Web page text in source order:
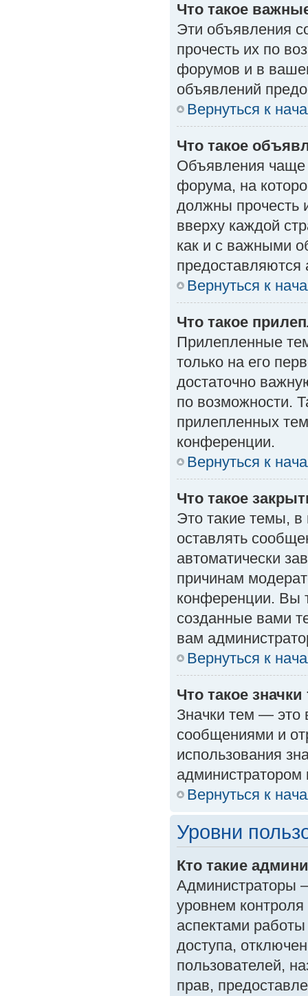
Что такое
Эти объявления
прочесть их по
форумов и в
объявлений
Вернуться к
Что такое
Объявления
форума, на
должны прочесть
вверху каждой
как и с важными
предоставляются
Вернуться к
Что такое
Прилепленные
только на его
достаточно
по возможности.
прилепленных
конференции.
Вернуться к
Что такое
Это такие темы, в
оставлять
автоматически
причинам
конференции. Вы
созданные вами
вам
Вернуться к
Что такое значки
Значки тем — это
сообщениями и
использования
Вернуться к
Уровни
Кто такие
Администраторы
уровнем
аспектами
доступа,
пользователей,
прав,